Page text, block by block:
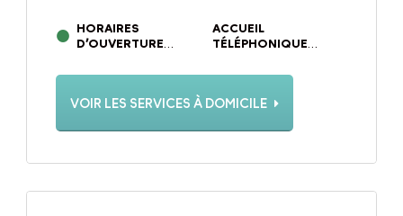
HORAIRES
D’OUVERTURE
VENDREDI DE 09H00 À
17H00
ACCUEIL
TÉLÉPHONIQUE
VENDREDI DE 09H00 À
17H00
VOIR LES SERVICES À DOMICILE